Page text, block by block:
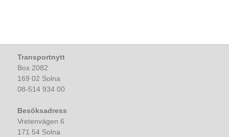
Transportnytt
Box 2082
169 02 Solna
08-514 934 00
Besöksadress
Vretenvägen 6
171 54 Solna